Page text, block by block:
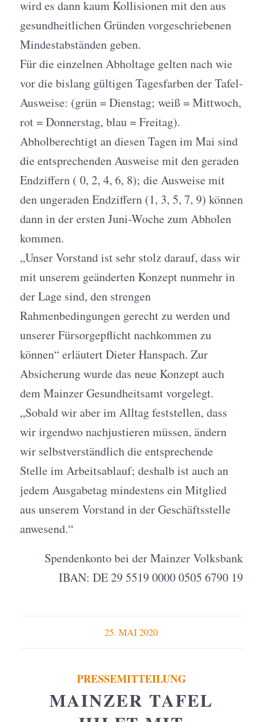
wird es dann kaum Kollisionen mit den aus
gesundheitlichen Gründen vorgeschriebenen
Mindestabständen geben.
Für die einzelnen Abholtage gelten nach wie
vor die bislang gültigen Tagesfarben der Tafel-
Ausweise: (grün = Dienstag; weiß = Mittwoch,
rot = Donnerstag, blau = Freitag).
Abholberechtigt an diesen Tagen im Mai sind
die entsprechenden Ausweise mit den geraden
Endziffern ( 0, 2, 4, 6, 8); die Ausweise mit
den ungeraden Endziffern (1, 3, 5, 7, 9) können
dann in der ersten Juni-Woche zum Abholen
kommen.
„Unser Vorstand ist sehr stolz darauf, dass wir
mit unserem geänderten Konzept nunmehr in
der Lage sind, den strengen
Rahmenbedingungen gerecht zu werden und
unserer Fürsorgepflicht nachkommen zu
können“ erläutert Dieter Hanspach. Zur
Absicherung wurde das neue Konzept auch
dem Mainzer Gesundheitsamt vorgelegt.
„Sobald wir aber im Alltag feststellen, dass
wir irgendwo nachjustieren müssen, ändern
wir selbstverständlich die entsprechende
Stelle im Arbeitsablauf; deshalb ist auch an
jedem Ausgabetag mindestens ein Mitglied
aus unserem Vorstand in der Geschäftsstelle
anwesend.“
Spendenkonto bei der Mainzer Volksbank
IBAN: DE 29 5519 0000 0505 6790 19
25. MAI 2020
PRESSEMITTEILUNG
MAINZER TAFEL